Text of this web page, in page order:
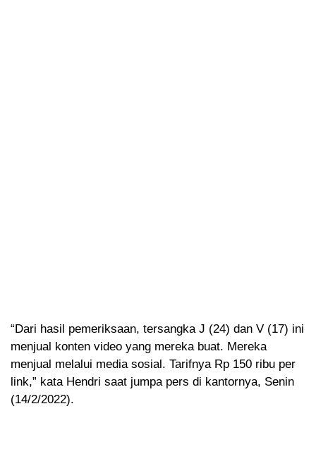
“Dari hasil pemeriksaan, tersangka J (24) dan V (17) ini
menjual konten video yang mereka buat. Mereka
menjual melalui media sosial. Tarifnya Rp 150 ribu per
link,” kata Hendri saat jumpa pers di kantornya, Senin
(14/2/2022).